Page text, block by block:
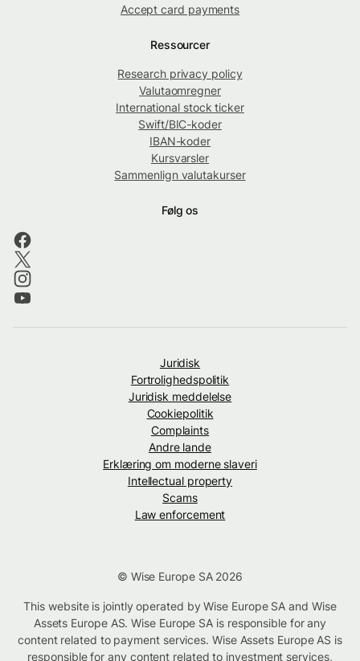
Accept card payments
Ressourcer
Research privacy policy
Valutaomregner
International stock ticker
Swift/BIC-koder
IBAN-koder
Kursvarsler
Sammenlign valutakurser
Følg os
Juridisk
Fortrolighedspolitik
Juridisk meddelelse
Cookiepolitik
Complaints
Andre lande
Erklæring om moderne slaveri
Intellectual property
Scams
Law enforcement
© Wise Europe SA 2026
This website is jointly operated by Wise Europe SA and Wise
Assets Europe AS. Wise Europe SA is responsible for any
content related to payment services. Wise Assets Europe AS is
responsible for any content related to investment services,